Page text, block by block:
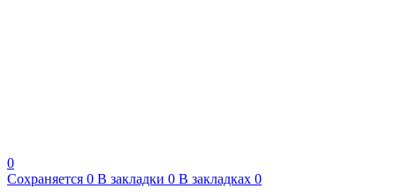
0
Сохраняется 0 В закладки 0 В закладках 0